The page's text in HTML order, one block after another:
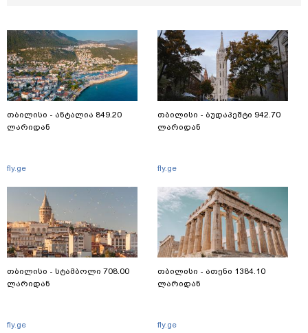
თბილისი - ანტალია 849.20
ლარიდან
fly.ge
თბილისი - სტამბოლი 708.00
ლარიდან
fly.ge
თბილისი - ბუდაპეშტი 942.70
ლარიდან
fly.ge
თბილისი - ათენი 1384.10
ლარიდან
fly.ge